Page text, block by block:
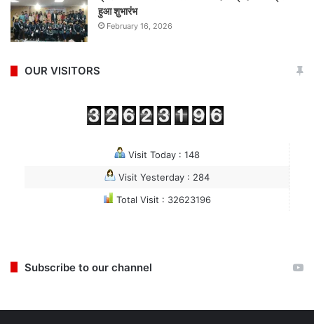
हुआ शुभारंभ
February 16, 2026
OUR VISITORS
Visit Today : 148
Visit Yesterday : 284
Total Visit : 32623196
Subscribe to our channel